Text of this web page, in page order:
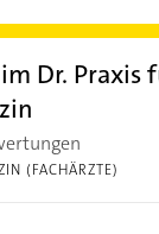
Dr. Praxis
(FACHÄRZTE)